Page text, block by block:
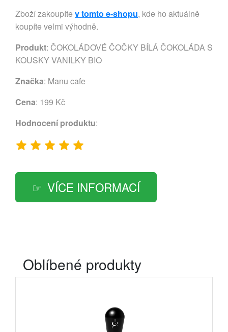
Zboží zakoupíte v tomto e-shopu, kde ho aktuálně
koupíte velmi výhodně.
Produkt: ČOKOLÁDOVÉ ČOČKY BÍLÁ ČOKOLÁDA S
KOUSKY VANILKY BIO
Značka: Manu cafe
Cena: 199 Kč
Hodnocení produktu:
VÍCE INFORMACÍ
Oblíbené produkty